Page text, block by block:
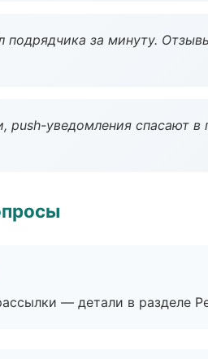
подрядчика за минуту.
push-уведомления спасают в
— детали в разделе